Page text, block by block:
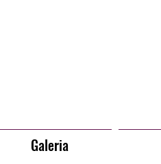
Galeria